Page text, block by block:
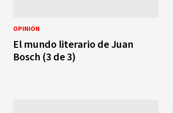
OPINIÓN
El mundo literario de Juan
Bosch (3 de 3)